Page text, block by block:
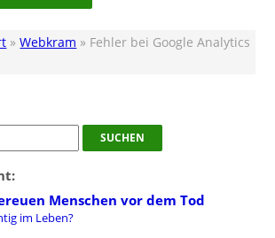
»Webkram » Fehler bei Google Analytics
Menschen vor dem Tod
im Leben?